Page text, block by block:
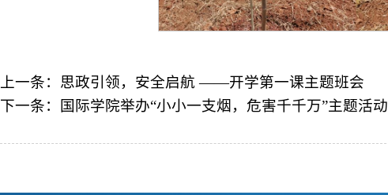
上一条： 思政引领，安全启航 ——开学第一课主题班会
下一条：
国际学院举办“小小一支烟，危害千千万”主题活动